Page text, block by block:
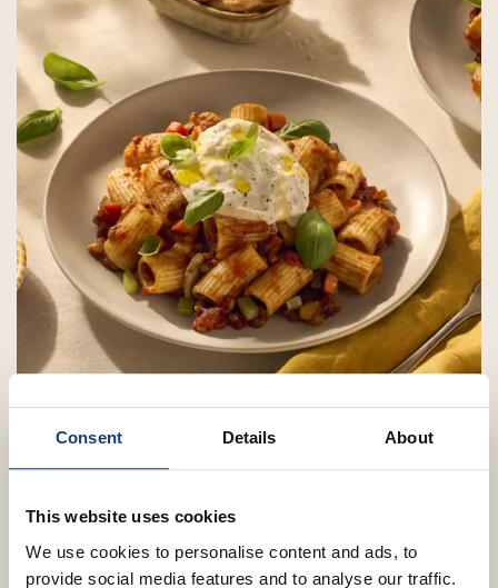
Consent Details About
This website uses cookies
We use cookies to personalise content and ads, to
provide social media features and to analyse our traffic.
Mezzi Rigatoni met vegetarische bolognese en
Maak een heerlijke vegetarische bolognese met
champignons, linzen en...